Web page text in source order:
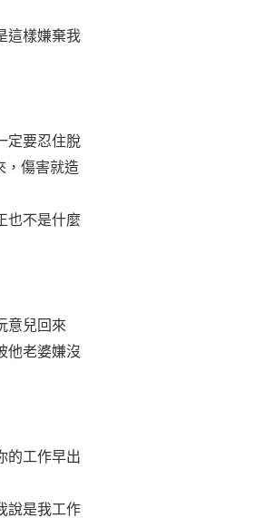
這樣嫌棄我
定要忍住脫
，傷害就造
也不是什麼
意兒回來
他老婆嫌沒
的工作早出
說是我工作